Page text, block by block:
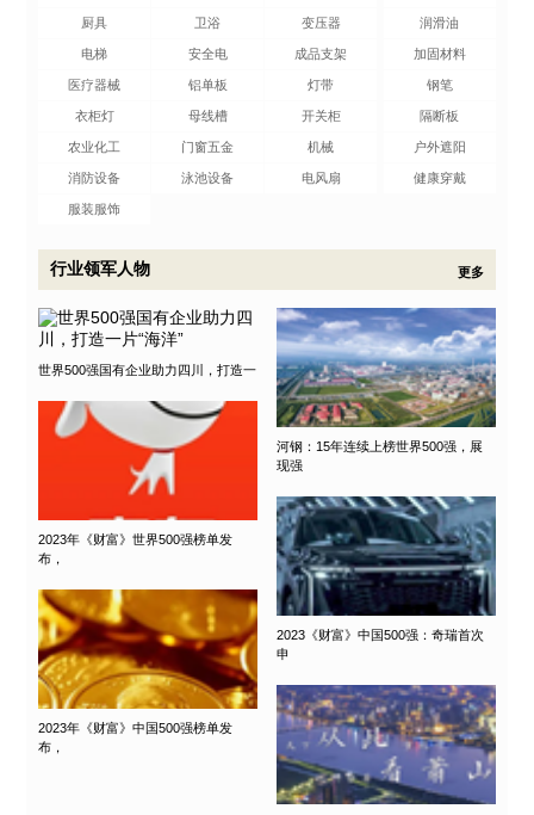
厨具 卫浴 润滑油
变压器
电梯 安全电 加固材料
成品支架
医疗器械 铝单板 钢笔
灯带
衣柜灯 母线槽 隔断板
开关柜
农业化工 门窗五金 户外遮阳
机械
消防设备 泳池设备 健康穿戴
电风扇
服装服饰
行业领军人物 更多
世界500强国有企业助力四川，打造一
河钢：15年连续上榜世界500强，展
现强
2023年《财富》世界500强榜单发
布，
2023《财富》中国500强：奇瑞首次
申
2023年《财富》中国500强榜单发
布，